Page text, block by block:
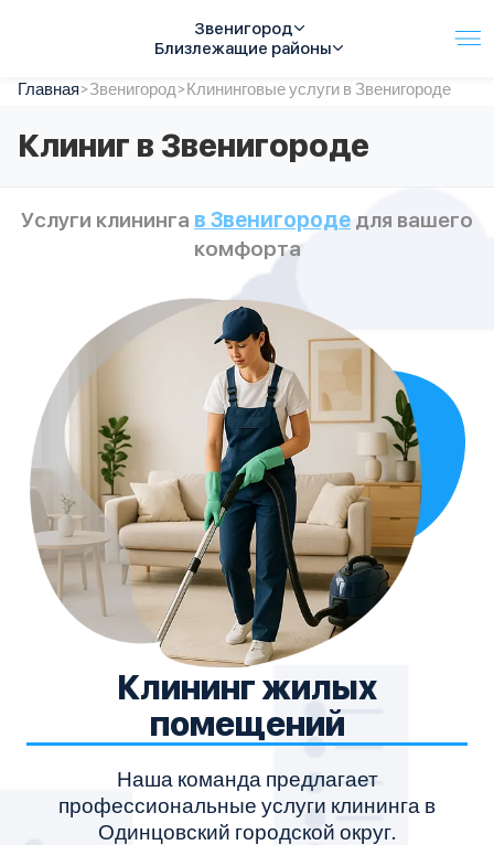
Звенигород
Близлежащие районы
Услуги
Автопарк
Тарифы
О компании
Отзывы
Главная>Звенигород>Клининговые услуги в Звенигороде
Клиниг в Звенигороде
Услуги клининга в Звенигороде для вашего
комфорта
Клининг жилых
помещений
Наша команда предлагает
профессиональные услуги клининга в
Одинцовский городской округ.